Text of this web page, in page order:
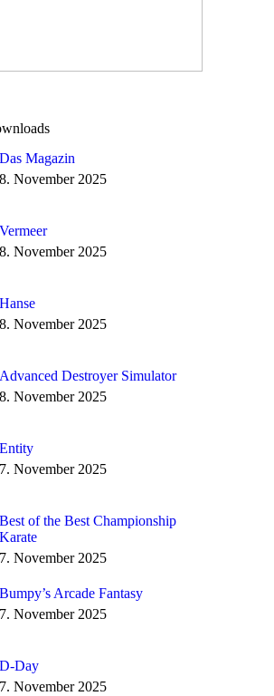
Das Magazin
8. November 2025
Vermeer
8. November 2025
Hanse
8. November 2025
Advanced Destroyer Simulator
8. November 2025
Entity
7. November 2025
Best of the Best Championship
Karate
7. November 2025
Bumpy’s Arcade Fantasy
7. November 2025
D-Day
7. November 2025